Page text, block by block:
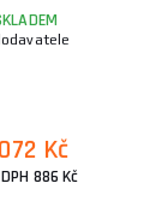
Kč
886 Kč